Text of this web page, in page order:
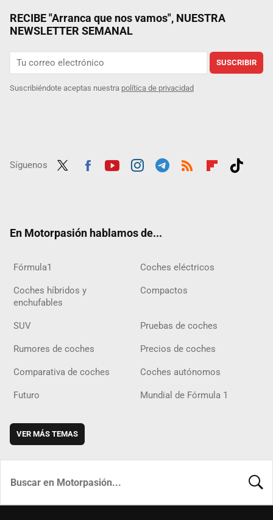
RECIBE "Arranca que nos vamos", NUESTRA
NEWSLETTER SEMANAL
SUSCRIBIR
Suscribiéndote aceptas nuestra política de privacidad
Síguenos
En Motorpasión hablamos de...
Fórmula1 Coches eléctricos
Coches híbridos y
enchufables
Compactos
SUV Pruebas de coches
Rumores de coches Precios de coches
Comparativa de coches Coches autónomos
Futuro Mundial de Fórmula 1
VER MÁS TEMAS